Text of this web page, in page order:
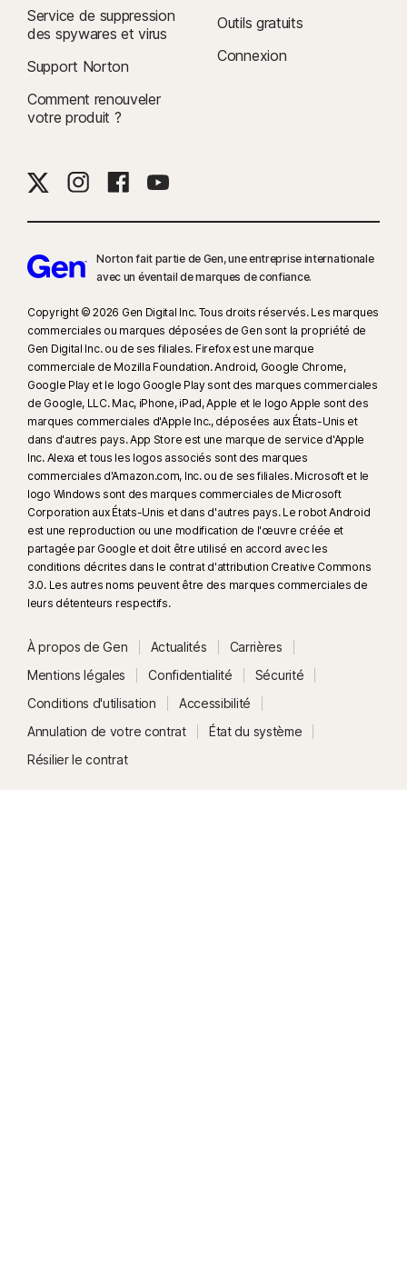
Service de suppression
des spywares et virus
Support Norton
Comment renouveler
votre produit ?
Outils gratuits
Connexion
Norton fait partie de Gen, une entreprise internationale
avec un éventail de marques de confiance.​
Copyright © 2026 Gen Digital Inc. Tous droits réservés. Les marques
commerciales ou marques déposées de Gen sont la propriété de
Gen Digital Inc. ou de ses filiales. Firefox est une marque
commerciale de Mozilla Foundation. Android, Google Chrome,
Google Play et le logo Google Play sont des marques commerciales
de Google, LLC. Mac, iPhone, iPad, Apple et le logo Apple sont des
marques commerciales d'Apple Inc., déposées aux États-Unis et
dans d'autres pays. App Store est une marque de service d'Apple
Inc. Alexa et tous les logos associés sont des marques
commerciales d'Amazon.com, Inc. ou de ses filiales. Microsoft et le
logo Windows sont des marques commerciales de Microsoft
Corporation aux États-Unis et dans d'autres pays. Le robot Android
est une reproduction ou une modification de l'œuvre créée et
partagée par Google et doit être utilisé en accord avec les
conditions décrites dans le contrat d'attribution Creative Commons
3.0. Les autres noms peuvent être des marques commerciales de
leurs détenteurs respectifs.
À propos de Gen Actualités
Carrières
Mentions légales
Confidentialité
Sécurité
Conditions d'utilisation
Accessibilité
Annulation de votre contrat
État du système
Résilier le contrat